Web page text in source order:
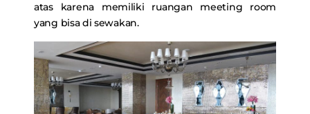
atas karena memiliki ruangan meeting room
yang bisa di sewakan.